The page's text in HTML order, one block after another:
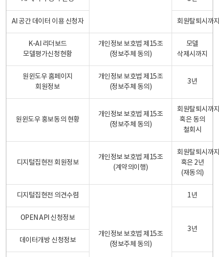
AI 공간 데이터 이용 신청자 회원탈퇴시까
K-AI 리더보드
모델평가신청현황
개인정보 보호법 제15조
(정보주체 동의)
모델
삭제시까지
원윈도우 홈페이지
회원정보
개인정보 보호법 제15조
(정보주체 동의)
3년
원윈도우 홍보동의 현황
개인정보 보호법 제15조
(정보주체 동의)
회원탈퇴시까
혹은 동의
철회시
디지털집현전 회원정보
개인정보 보호법 제15조
(계약의이행)
회원탈퇴시까
혹은 2년
(재동의)
디지털집현전 의견수렴
개인정보 보호법 제15조
(정보주체 동의)
1년
OPEN API 신청정보
3년
데이터개방 신청정보